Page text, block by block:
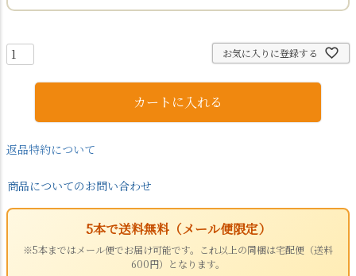
お気に入りに登録する
カートに入れる
返品特約について
商品についてのお問い合わせ
5本で送料無料（メール便限定）
※5本まではメール便でお届け可能です。これ以上の同梱は宅配便（送料
600円）となります。